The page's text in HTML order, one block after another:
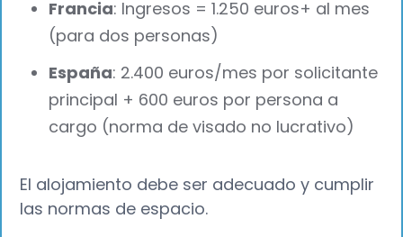
Francia: Ingresos = 1.250 euros+ al mes
(para dos personas)
España: 2.400 euros/mes por solicitante
principal + 600 euros por persona a
cargo (norma de visado no lucrativo)
El alojamiento debe ser adecuado y cumplir
las normas de espacio.